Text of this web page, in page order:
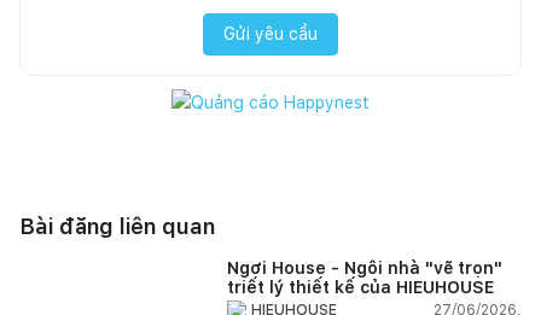
Gửi yêu cầu
Bài đăng liên quan
Ngơi House - Ngôi nhà "vẽ trọn"
triết lý thiết kế của HIEUHOUSE
HIEUHOUSE
27/06/2026,